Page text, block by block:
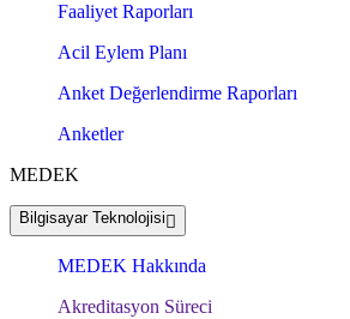
Faaliyet Raporları
Acil Eylem Planı
Anket Değerlendirme Raporları
Anketler
MEDEK
Bilgisayar Teknolojisi
MEDEK Hakkında
Akreditasyon Süreci